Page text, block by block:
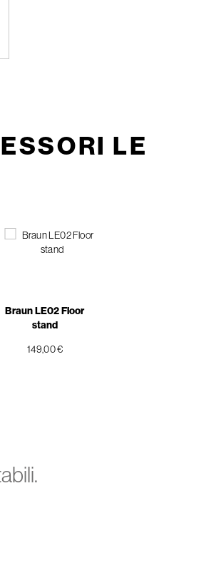
LE
Braun LE02 Floor
stand
149,00 €